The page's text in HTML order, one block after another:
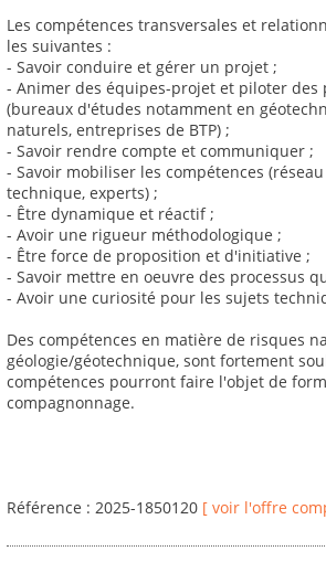
Les compétences transversales et
les suivantes :
- Savoir conduire et gérer un projet ;
- Animer des équipes-projet et piloter des
(bureaux d'études notamment en
naturels, entreprises de BTP) ;
- Savoir rendre compte et communiquer ;
- Savoir mobiliser les compétences
technique, experts) ;
- Être dynamique et réactif ;
- Avoir une rigueur méthodologique ;
- Être force de proposition et d'initiative ;
- Savoir mettre en oeuvre des processus
- Avoir une curiosité pour les sujets
Des compétences en matière de risques
géologie/géotechnique, sont fortement
compétences pourront faire l'objet de
compagnonnage.
Référence : 2025-1850120 [ voir l'offre